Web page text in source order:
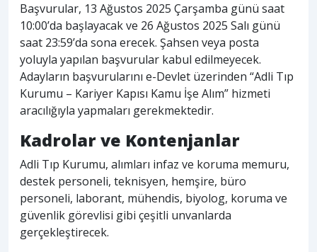
Başvurular, 13 Ağustos 2025 Çarşamba günü saat
10:00’da başlayacak ve 26 Ağustos 2025 Salı günü
saat 23:59’da sona erecek. Şahsen veya posta
yoluyla yapılan başvurular kabul edilmeyecek.
Adayların başvurularını e-Devlet üzerinden “Adli Tıp
Kurumu – Kariyer Kapısı Kamu İşe Alım” hizmeti
aracılığıyla yapmaları gerekmektedir.
Kadrolar ve Kontenjanlar
Adli Tıp Kurumu, alımları infaz ve koruma memuru,
destek personeli, teknisyen, hemşire, büro
personeli, laborant, mühendis, biyolog, koruma ve
güvenlik görevlisi gibi çeşitli unvanlarda
gerçekleştirecek.